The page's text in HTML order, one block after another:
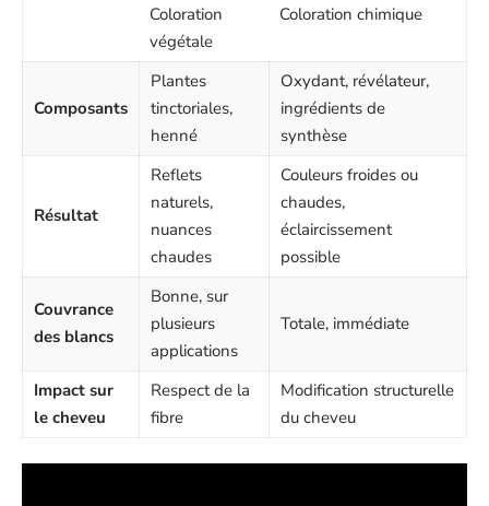
Coloration
végétale
Coloration chimique
Composants
Plantes
tinctoriales,
henné
Oxydant, révélateur,
ingrédients de
synthèse
Résultat
Reflets
naturels,
nuances
chaudes
Couleurs froides ou
chaudes,
éclaircissement
possible
Couvrance
des blancs
Bonne, sur
plusieurs
applications
Totale, immédiate
Impact sur
le cheveu
Respect de la
fibre
Modification structurelle
du cheveu